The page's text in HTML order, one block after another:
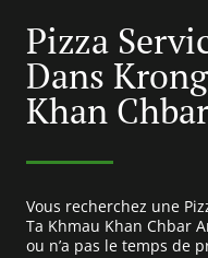
Pizza
Dans
Khan
Vous recherchez une
Ta Khmau Khan Chbar
ou n’a pas le temps de